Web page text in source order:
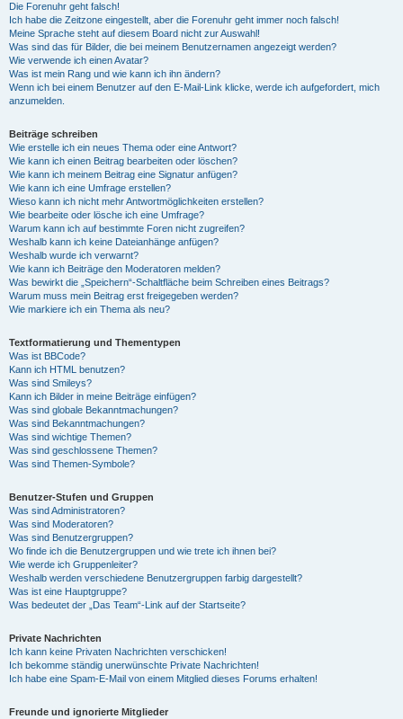
Die Forenuhr geht falsch!
Ich habe die Zeitzone eingestellt, aber die Forenuhr geht immer noch falsch!
Meine Sprache steht auf diesem Board nicht zur Auswahl!
Was sind das für Bilder, die bei meinem Benutzernamen angezeigt werden?
Wie verwende ich einen Avatar?
Was ist mein Rang und wie kann ich ihn ändern?
Wenn ich bei einem Benutzer auf den E-Mail-Link klicke, werde ich aufgefordert, mich
anzumelden.
Beiträge schreiben
Wie erstelle ich ein neues Thema oder eine Antwort?
Wie kann ich einen Beitrag bearbeiten oder löschen?
Wie kann ich meinem Beitrag eine Signatur anfügen?
Wie kann ich eine Umfrage erstellen?
Wieso kann ich nicht mehr Antwortmöglichkeiten erstellen?
Wie bearbeite oder lösche ich eine Umfrage?
Warum kann ich auf bestimmte Foren nicht zugreifen?
Weshalb kann ich keine Dateianhänge anfügen?
Weshalb wurde ich verwarnt?
Wie kann ich Beiträge den Moderatoren melden?
Was bewirkt die „Speichern“-Schaltfläche beim Schreiben eines Beitrags?
Warum muss mein Beitrag erst freigegeben werden?
Wie markiere ich ein Thema als neu?
Textformatierung und Thementypen
Was ist BBCode?
Kann ich HTML benutzen?
Was sind Smileys?
Kann ich Bilder in meine Beiträge einfügen?
Was sind globale Bekanntmachungen?
Was sind Bekanntmachungen?
Was sind wichtige Themen?
Was sind geschlossene Themen?
Was sind Themen-Symbole?
Benutzer-Stufen und Gruppen
Was sind Administratoren?
Was sind Moderatoren?
Was sind Benutzergruppen?
Wo finde ich die Benutzergruppen und wie trete ich ihnen bei?
Wie werde ich Gruppenleiter?
Weshalb werden verschiedene Benutzergruppen farbig dargestellt?
Was ist eine Hauptgruppe?
Was bedeutet der „Das Team“-Link auf der Startseite?
Private Nachrichten
Ich kann keine Privaten Nachrichten verschicken!
Ich bekomme ständig unerwünschte Private Nachrichten!
Ich habe eine Spam-E-Mail von einem Mitglied dieses Forums erhalten!
Freunde und ignorierte Mitglieder